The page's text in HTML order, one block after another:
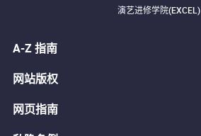
演艺进修学院(EXCEL)
A-Z 指南
网站版权
网页指南